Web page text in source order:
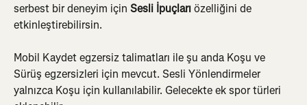
serbest bir deneyim için Sesli İpuçları özelliğini de
etkinleştirebilirsin.
Mobil Kaydet egzersiz talimatları ile şu anda Koşu ve
Sürüş egzersizleri için mevcut. Sesli Yönlendirmeler
yalnızca Koşu için kullanılabilir. Gelecekte ek spor türleri